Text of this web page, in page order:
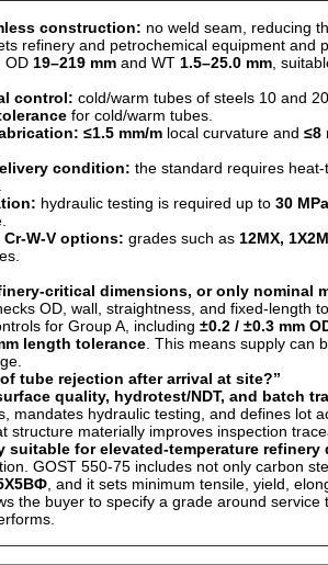
construction: no weld seam, reducing
refinery and petrochemical equipment and
OD 19–219 mm and WT 1.5–25.0 mm ,
control: cold/warm tubes of steels 10 and
for cold/warm tubes.
≤1.5 mm/m local curvature and ≤8
condition: the standard requires
hydraulic testing is required up to 30 MPa
W-V options: grades such as 12МХ,
critical dimensions, or only nominal
OD, wall, straightness, and fixed-length
for Group A, including ±0.2 / ±0.3 mm
length tolerance . This means supply
tube rejection after arrival at site?”
quality, hydrotest/NDT, and batch
mandates hydraulic testing, and defines lot
structure materially improves inspection
suitable for elevated-temperature refinery
GOST 550-75 includes not only carbon
, and it sets minimum tensile, yield,
the buyer to specify a grade around